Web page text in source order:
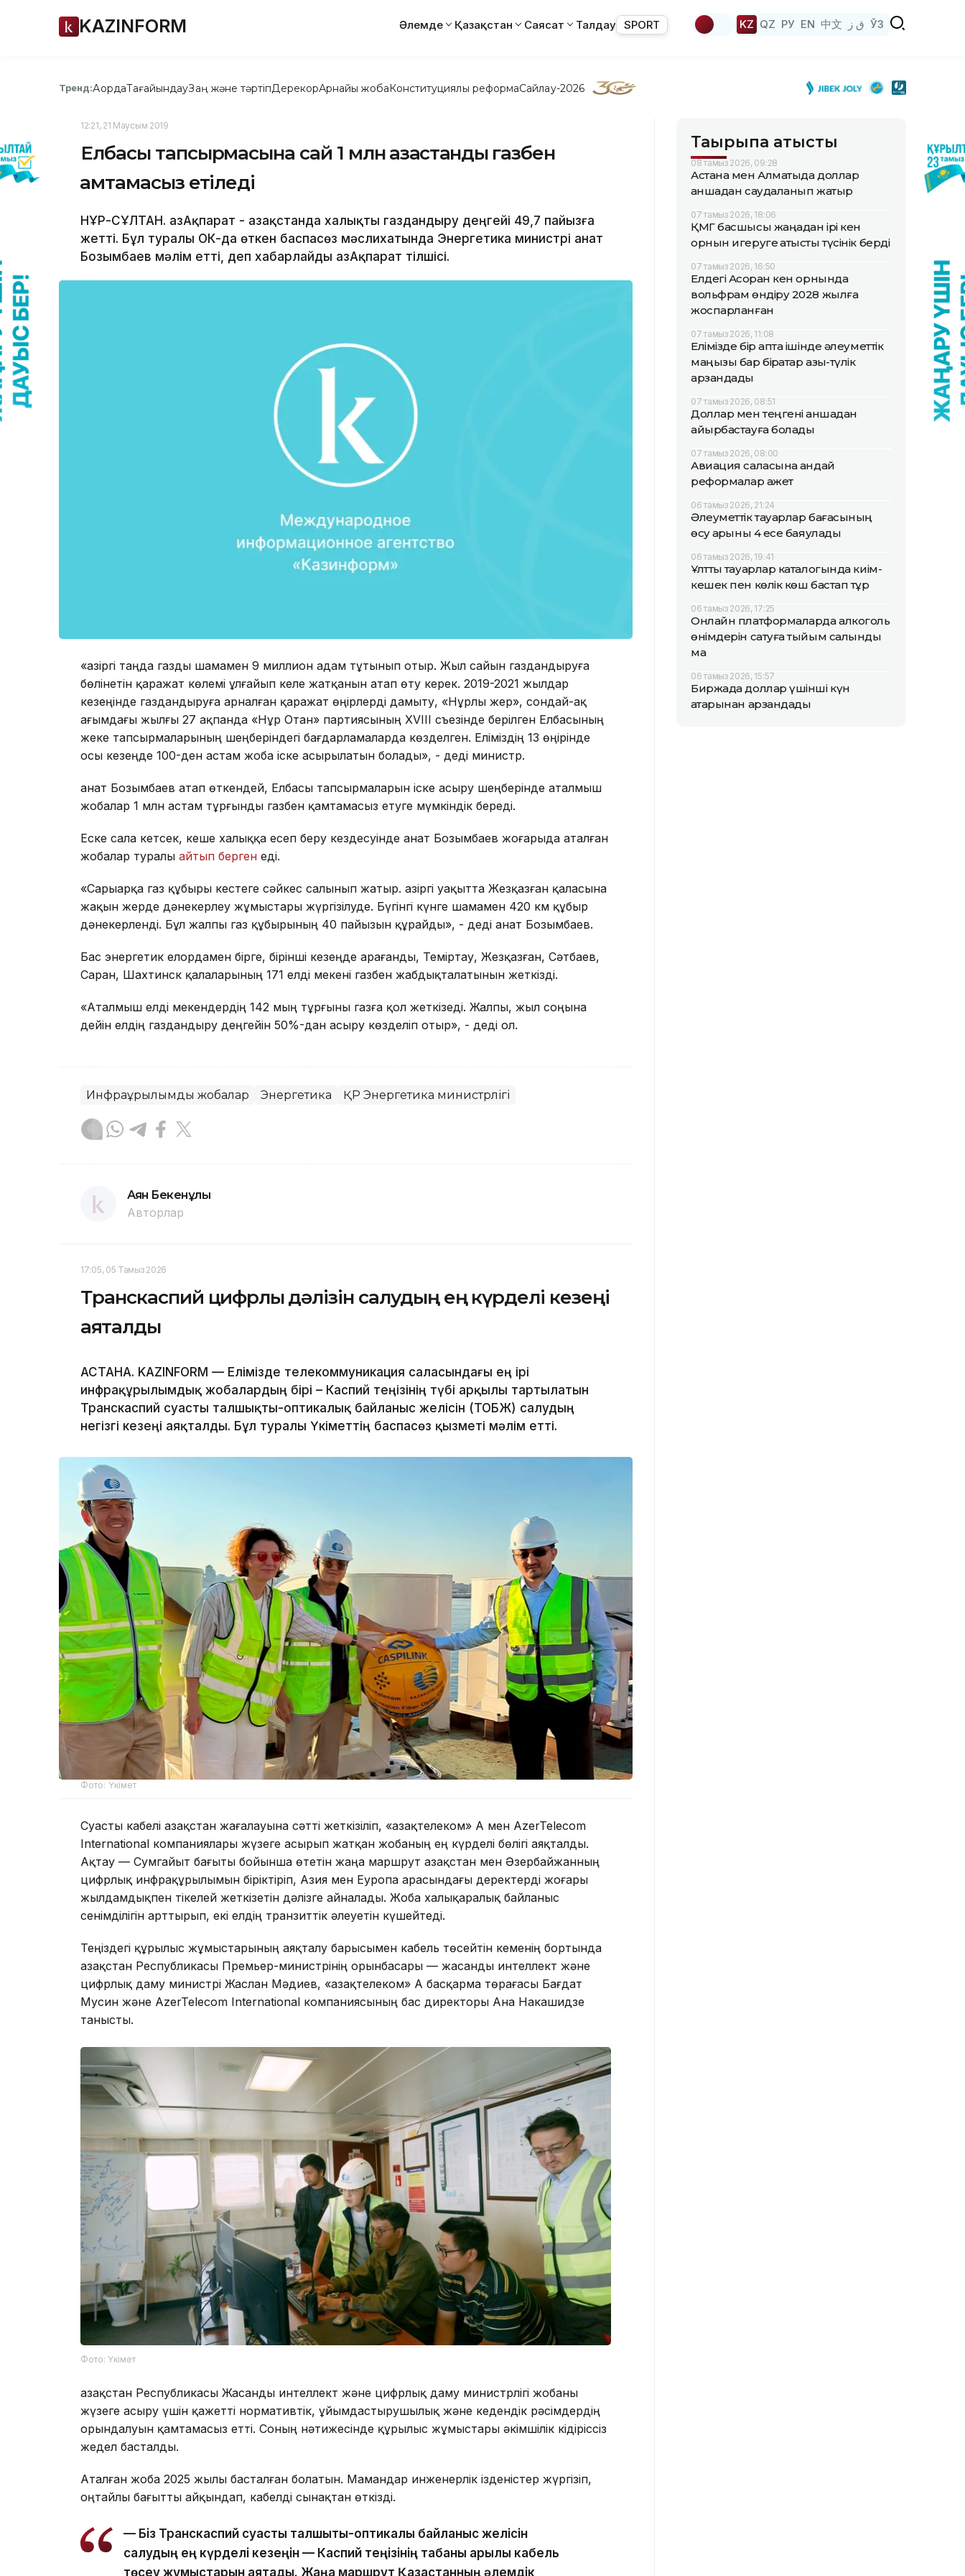
KAZINFORM Әлемде Қазақстан Саясат Талдау SPORT KZ QZ РУ EN 中文 ق ز ЎЗ
Тренд:АқордаТағайындауЗаң және тәртіпДерекқорАрнайы жобаКонституциялық реформаСайлау-2026
12:21, 21 Маусым 2019
Елбасы тапсырмасына сай 1 млн қазақстандық газбен
қамтамасыз етіледі
НҰР-СҰЛТАН. ҚазАқпарат - Қазақстанда халықты газдандыру деңгейі 49,7 пайызға
жетті. Бұл туралы ОКҚ-да өткен баспасөз мәслихатында Энергетика министрі Қанат
Бозымбаев мәлім етті, деп хабарлайды ҚазАқпарат тілшісі.
«Қазіргі таңда газды шамамен 9 миллион адам тұтынып отыр. Жыл сайын газдандыруға
бөлінетін қаражат көлемі ұлғайып келе жатқанын атап өту керек. 2019-2021 жылдар
кезеңінде газдандыруға арналған қаражат өңірлерді дамыту, «Нұрлы жер», сондай-ақ
ағымдағы жылғы 27 ақпанда «Нұр Отан» партиясының XVIII съезінде берілген Елбасының
жеке тапсырмаларының шеңберіндегі бағдарламаларда көзделген. Еліміздің 13 өңірінде
осы кезеңде 100-ден астам жоба іске асырылатын болады», - деді министр.
Қанат Бозымбаев атап өткендей, Елбасы тапсырмаларын іске асыру шеңберінде аталмыш
жобалар 1 млн астам тұрғынды газбен қамтамасыз етуге мүмкіндік береді.
Еске сала кетсек, кеше халыққа есеп беру кездесуінде Қанат Бозымбаев жоғарыда аталған
жобалар туралы айтып берген еді.
«Сарыарқа газ құбыры кестеге сәйкес салынып жатыр. Қазіргі уақытта Жезқазған қаласына
жақын жерде дәнекерлеу жұмыстары жүргізілуде. Бүгінгі күнге шамамен 420 км құбыр
дәнекерленді. Бұл жалпы газ құбырының 40 пайызын құрайды», - деді Қанат Бозымбаев.
Бас энергетик елордамен бірге, бірінші кезеңде Қарағанды, Теміртау, Жезқазған, Сәтбаев,
Саран, Шахтинск қалаларының 171 елді мекені газбен жабдықталатынын жеткізді.
«Аталмыш елді мекендердің 142 мың тұрғыны газға қол жеткізеді. Жалпы, жыл соңына
дейін елдің газдандыру деңгейін 50%-дан асыру көзделіп отыр», - деді ол.
Инфрақұрылымдық жобалар Энергетика ҚР Энергетика министрлігі
Аян Бекенұлы
Авторлар
17:05, 05 Тамыз 2026
Транскаспий цифрлық дәлізін салудың ең күрделі кезеңі
аяқталды
АСТАНА. KAZINFORM — Елімізде телекоммуникация саласындағы ең ірі
инфрақұрылымдық жобалардың бірі – Каспий теңізінің түбі арқылы тартылатын
Транскаспий суасты талшықты-оптикалық байланыс желісін (ТОБЖ) салудың
негізгі кезеңі аяқталды. Бұл туралы Үкіметтің баспасөз қызметі мәлім етті.
Фото: Үкімет
Суасты кабелі Қазақстан жағалауына сәтті жеткізіліп, «Қазақтелеком» АҚ мен AzerTelecom
International компаниялары жүзеге асырып жатқан жобаның ең күрделі бөлігі аяқталды.
Ақтау — Сумгайыт бағыты бойынша өтетін жаңа маршрут Қазақстан мен Әзербайжанның
цифрлық инфрақұрылымын біріктіріп, Азия мен Еуропа арасындағы деректерді жоғары
жылдамдықпен тікелей жеткізетін дәлізге айналады. Жоба халықаралық байланыс
сенімділігін арттырып, екі елдің транзиттік әлеуетін күшейтеді.
Теңіздегі құрылыс жұмыстарының аяқталу барысымен кабель төсейтін кеменің бортында
Қазақстан Республикасы Премьер-министрінің орынбасары — жасанды интеллект және
цифрлық даму министрі Жаслан Мәдиев, «Қазақтелеком» АҚ басқарма төрағасы Бағдат
Мусин және AzerTelecom International компаниясының бас директоры Ана Накашидзе
танысты.
Фото: Үкімет
Қазақстан Республикасы Жасанды интеллект және цифрлық даму министрлігі жобаны
жүзеге асыру үшін қажетті нормативтік, ұйымдастырушылық және кедендік рәсімдердің
орындалуын қамтамасыз етті. Соның нәтижесінде құрылыс жұмыстары әкімшілік кідіріссіз
жедел басталды.
Аталған жоба 2025 жылы басталған болатын. Мамандар инженерлік ізденістер жүргізіп,
оңтайлы бағытты айқындап, кабелді сынақтан өткізді.
— Біз Транскаспий суасты талшықты-оптикалық байланыс желісін
салудың ең күрделі кезеңін — Каспий теңізінің табаны арқылы кабель
төсеу жұмыстарын аяқтадық. Жаңа маршрут Қазақстанның әлемдік
Тақырыпқа қатысты
08 тамыз 2026, 09:28
Астана мен Алматыда доллар
қаншадан саудаланып жатыр
07 тамыз 2026, 18:06
ҚМГ басшысы жаңадан ірі кен
орнын игеруге қатысты түсінік берді
07 тамыз 2026, 16:50
Елдегі Ақсоран кен орнында
вольфрам өндіру 2028 жылға
жоспарланған
07 тамыз 2026, 11:08
Елімізде бір апта ішінде әлеуметтік
маңызы бар бірқатар азық-түлік
арзандады
07 тамыз 2026, 08:51
Доллар мен теңгені қаншадан
айырбастауға болады
07 тамыз 2026, 08:00
Авиация саласына қандай
реформалар қажет
06 тамыз 2026, 21:24
Әлеуметтік тауарлар бағасының
өсу қарқыны 4 есе баяулады
06 тамыз 2026, 19:41
Ұлттық тауарлар каталогында киім-
кешек пен көлік көш бастап тұр
06 тамыз 2026, 17:25
Онлайн платформаларда алкоголь
өнімдерін сатуға тыйым салынды
ма
06 тамыз 2026, 15:57
Биржада доллар үшінші күн
қатарынан арзандады